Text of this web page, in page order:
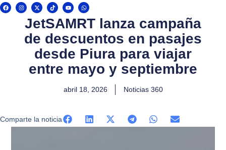
F
a
c
I
n
s
X
-
t
w
i
t
e
T
i
k
t
o
k
Y
o
u
t
u
e
W
h
a
t
s
p
p
JetSAMRT lanza campaña
de descuentos en pasajes
desde Piura para viajar
entre mayo y septiembre
abril 18, 2026 Noticias 360
Comparte la noticia